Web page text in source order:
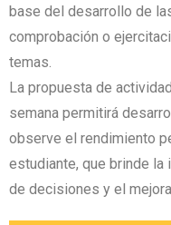
base del desarrollo de
comprobación o
temas.
La propuesta de
semana permitirá
observe el rendimiento
estudiante, que brinde la
de decisiones y el